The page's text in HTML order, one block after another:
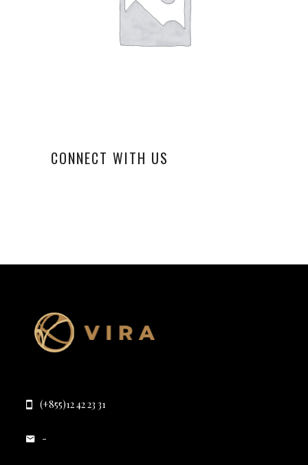
CONNECT WITH US
(+855)12 42 23 31
-